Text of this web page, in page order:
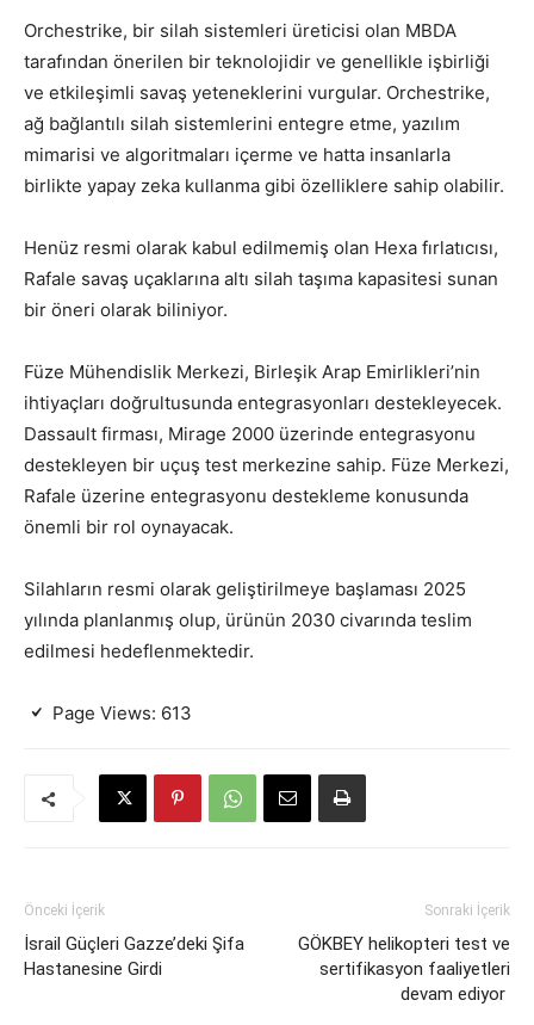
Orchestrike, bir silah sistemleri üreticisi olan MBDA
tarafından önerilen bir teknolojidir ve genellikle işbirliği
ve etkileşimli savaş yeteneklerini vurgular. Orchestrike,
ağ bağlantılı silah sistemlerini entegre etme, yazılım
mimarisi ve algoritmaları içerme ve hatta insanlarla
birlikte yapay zeka kullanma gibi özelliklere sahip olabilir.
Henüz resmi olarak kabul edilmemiş olan Hexa fırlatıcısı,
Rafale savaş uçaklarına altı silah taşıma kapasitesi sunan
bir öneri olarak biliniyor.
Füze Mühendislik Merkezi, Birleşik Arap Emirlikleri’nin
ihtiyaçları doğrultusunda entegrasyonları destekleyecek.
Dassault firması, Mirage 2000 üzerinde entegrasyonu
destekleyen bir uçuş test merkezine sahip. Füze Merkezi,
Rafale üzerine entegrasyonu destekleme konusunda
önemli bir rol oynayacak.
Silahların resmi olarak geliştirilmeye başlaması 2025
yılında planlanmış olup, ürünün 2030 civarında teslim
edilmesi hedeflenmektedir.
Page Views: 613
Önceki İçerik
İsrail Güçleri Gazze’deki Şifa
Hastanesine Girdi
Sonraki İçerik
GÖKBEY helikopteri test ve
sertifikasyon faaliyetleri
devam ediyor